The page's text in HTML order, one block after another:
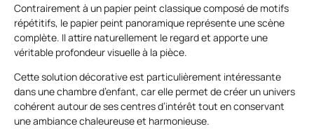
Contrairement à un papier peint classique composé de motifs
répétitifs, le papier peint panoramique représente une scène
complète. Il attire naturellement le regard et apporte une
véritable profondeur visuelle à la pièce.
Cette solution décorative est particulièrement intéressante
dans une chambre d’enfant, car elle permet de créer un univers
cohérent autour de ses centres d’intérêt tout en conservant
une ambiance chaleureuse et harmonieuse.